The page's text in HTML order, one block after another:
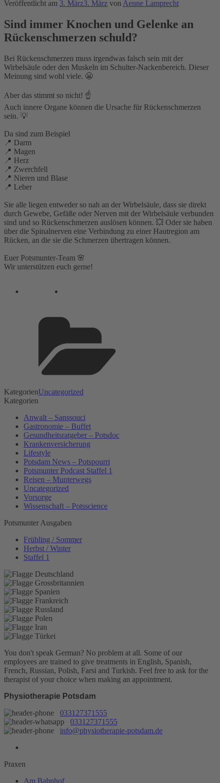
Veröffentlicht am 3. März3. März von Aenne Lamprecht
Sind immer Knochen und Gelenke an
Rückenschmerzen schuld?
Bei Rückenschmerzen muss irgendwas falsch sein mit der
Wirbelsäule oder den Muskeln im Schulter-Nackenbereich. Dieser
Meinung sind wohl viele. 😬⁣
Aber das stimmt so nicht! ☝️⁣
Auch innere Organe können die Ursache für Rückenschmerzen
sein. 💡⁣
Da sind zum Beispiel⁣
📍 Darm⁣
📍 Magen⁣
📍 Herz⁣
📍 Zwerchfell⁣
📍 Nieren und Blase⁣
📍 Leber⁣
Sie alle liegen entweder so nah an der Wirbelsäule, dass sie direkt
durch Gewebe, Gefäße oder Nerven mit der Wirbelsäule verbunden
sind und so Rückenschmerzen auslösen können. 💥 Oder sie haben
über die Spinalnerven eine Verbindung zu einer Hautregion am
Rücken, an die sie die Schmerzen übertragen können.⁣
Euer Potsmunter-Team 🌸⁣
Wir unterstützen euch gerne!
KategorienUncategorized
Kategorien
Anwalt – Sanssouci
Gastronomie – Buffet
Gesundheitsratgeber – Potsdoc
Krankenversicherung
Lifestyle
Potsdam News – Potspourri
Potsmunter Podcast Staffel 1
Reisen – Munterwegs
Uncategorized
Vorsorge
Wissenschaft – Potsscience
Potsmunter Ausgaben
Frühling / Sommer
Herbst / Winter
Staffel 1
You don't speak German? No problem at all. Some of our
employees are trained to give treatments in English, Spanish,
French, Russian, Polish, Farsi and Turkish. Feel free to ask for the
therapist of your choice when making an appointment.
Physiotherapie Potsdam
033127371555
033127371555
info@physiotherapie-potsdam.de
Praxen
Am Bahnhof